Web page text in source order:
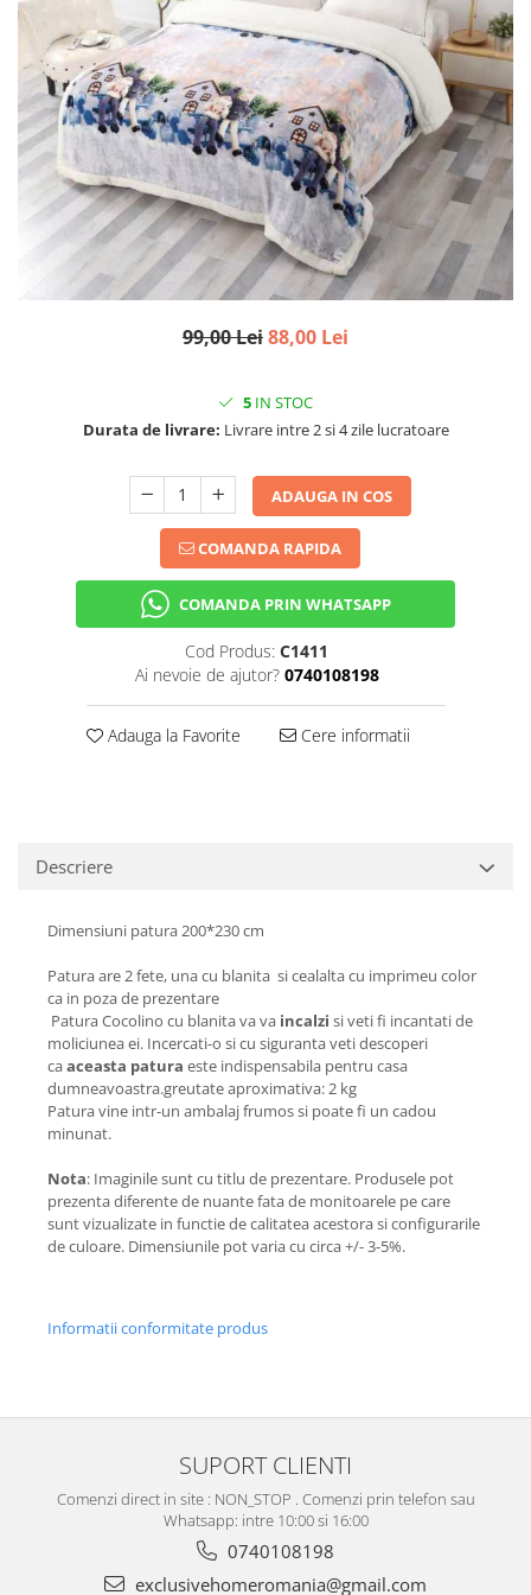
99,00 Lei88,00 Lei
5 IN STOC
Durata de livrare: Livrare intre 2 si 4 zile lucratoare
ADAUGA IN COS
COMANDA RAPIDA
COMANDA PRIN WHATSAPP
Cod Produs: C1411
Ai nevoie de ajutor? 0740108198
Adauga la Favorite Cere informatii
Descriere
Dimensiuni patura 200*230 cm
Patura are 2 fete, una cu blanita si cealalta cu imprimeu color
ca in poza de prezentare
Patura Cocolino cu blanita va va incalzi si veti fi incantati de
moliciunea ei. Incercati-o si cu siguranta veti descoperi
caaceasta patura este indispensabila pentru casa
dumneavoastra.greutate aproximativa: 2 kg
Patura vine intr-un ambalaj frumos si poate fi un cadou
minunat.
Nota: Imaginile sunt cu titlu de prezentare. Produsele pot
prezenta diferente de nuante fata de monitoarele pe care
sunt vizualizate in functie de calitatea acestora si configurarile
de culoare. Dimensiunile pot varia cu circa +/- 3-5%.
Informatii conformitate produs
SUPORT CLIENTI
Comenzi direct in site : NON_STOP . Comenzi prin telefon sau
Whatsapp: intre 10:00 si 16:00
0740108198
exclusivehomeromania@gmail.com